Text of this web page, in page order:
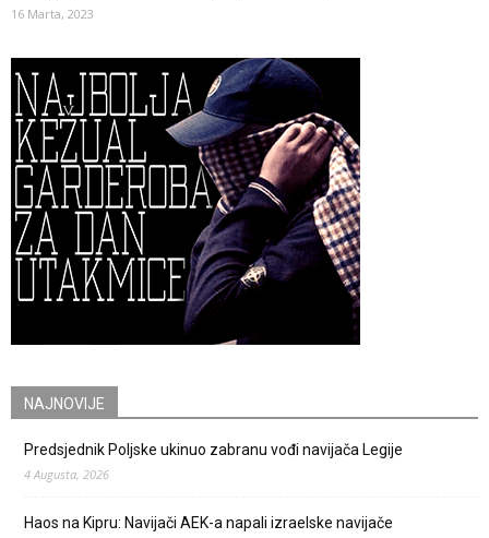
16 Marta, 2023
NAJNOVIJE
Predsjednik Poljske ukinuo zabranu vođi navijača Legije
4 Augusta, 2026
Haos na Kipru: Navijači AEK-a napali izraelske navijače